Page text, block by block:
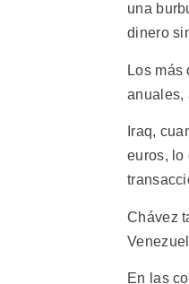
una
dinero
Los
anuales,
Iraq,
euros, lo
Chávez
En las